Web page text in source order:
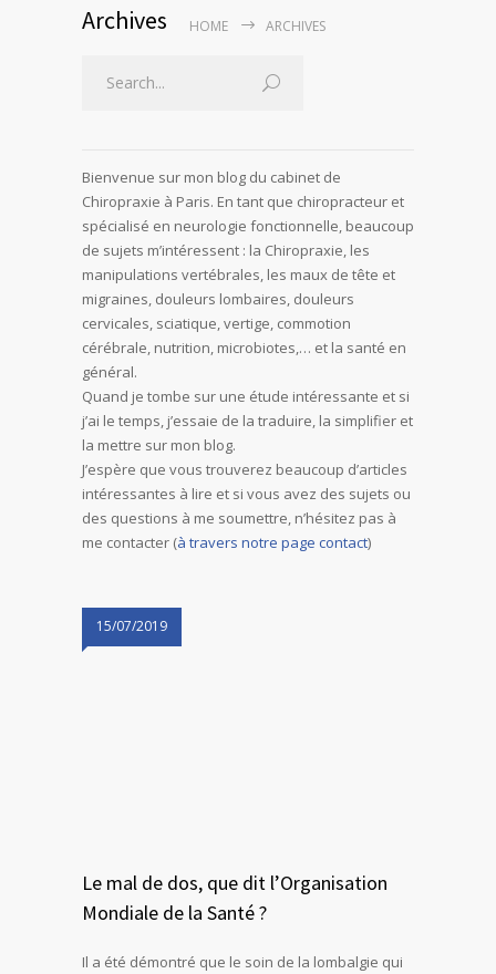
Archives HOME ARCHIVES
Bienvenue sur mon blog du cabinet de
Chiropraxie à Paris. En tant que chiropracteur et
spécialisé en neurologie fonctionnelle, beaucoup
de sujets m’intéressent : la Chiropraxie, les
manipulations vertébrales, les maux de tête et
migraines, douleurs lombaires, douleurs
cervicales, sciatique, vertige, commotion
cérébrale, nutrition, microbiotes,… et la santé en
général.
Quand je tombe sur une étude intéressante et si
j’ai le temps, j’essaie de la traduire, la simplifier et
la mettre sur mon blog.
J’espère que vous trouverez beaucoup d’articles
intéressantes à lire et si vous avez des sujets ou
des questions à me soumettre, n’hésitez pas à
me contacter (à travers notre page contact)
15/07/2019
Le mal de dos, que dit l’Organisation
Mondiale de la Santé ?
Il a été démontré que le soin de la lombalgie qui